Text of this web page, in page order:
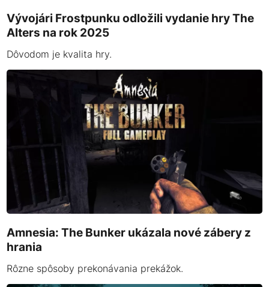
Vývojári Frostpunku odložili vydanie hry The
Alters na rok 2025
Dôvodom je kvalita hry.
Amnesia: The Bunker ukázala nové zábery z
hrania
Rôzne spôsoby prekonávania prekážok.